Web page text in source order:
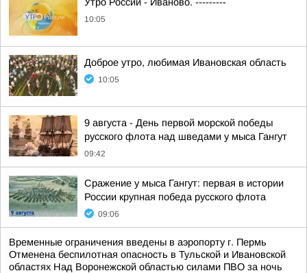
10:05
Доброе утро, любимая Ивановская область
10:05
9 августа - День первой морской победы
русского флота над шведами у мыса Гангут
09:42
Сражение у мыса Гангут: первая в истории
России крупная победа русского флота
09:06
Временные ограничения введены в аэропорту г. Пермь
Отменена беспилотная опасность в Тульской и Ивановской
областях Над Воронежской областью силами ПВО за ночь